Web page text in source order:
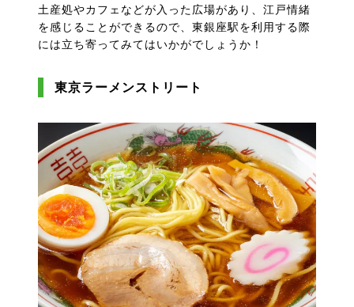
土産処やカフェなどが入った広場があり、江戸情緒
を感じることができるので、東銀座駅を利用する際
には立ち寄ってみてはいかがでしょうか！
東京ラーメンストリート